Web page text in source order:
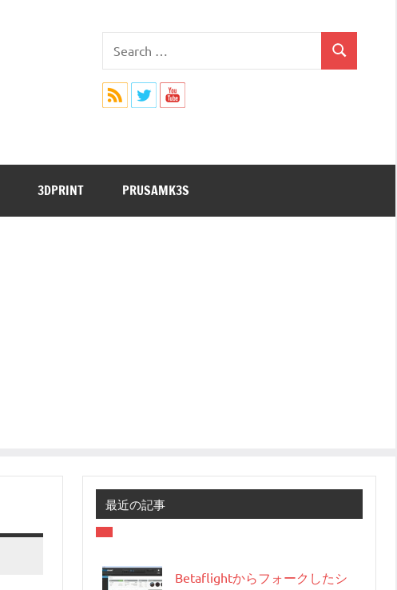
for:
Search
3DPRINT PRUSAMK3S
最近の記事
Betaflightからフォークしたシ